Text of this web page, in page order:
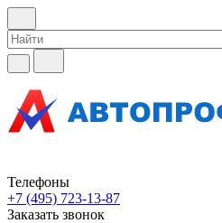
Телефоны
+7 (495) 723-13-87
Заказать звонок